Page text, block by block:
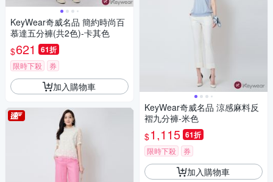
KeyWear奇威名品 簡約時尚百
慕達五分褲(共2色)-卡其色
$621 61折
限時下殺 券
加入購物車
KeyWear奇威名品 涼感麻料反
褶九分褲-米色
$1,115 61折
限時下殺 券
加入購物車